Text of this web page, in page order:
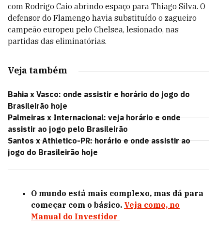
com Rodrigo Caio abrindo espaço para Thiago Silva. O
defensor do Flamengo havia substituído o zagueiro
campeão europeu pelo Chelsea, lesionado, nas
partidas das eliminatórias.
Veja também
Bahia x Vasco: onde assistir e horário do jogo do
Brasileirão hoje
Palmeiras x Internacional: veja horário e onde
assistir ao jogo pelo Brasileirão
Santos x Athletico-PR: horário e onde assistir ao
jogo do Brasileirão hoje
O mundo está mais complexo, mas dá para
começar com o básico. Veja como, no
Manual do Investidor